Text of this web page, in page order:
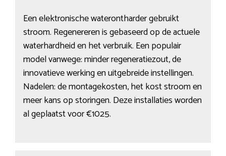
Een elektronische waterontharder gebruikt
stroom. Regenereren is gebaseerd op de actuele
waterhardheid en het verbruik. Een populair
model vanwege: minder regeneratiezout, de
innovatieve werking en uitgebreide instellingen.
Nadelen: de montagekosten, het kost stroom en
meer kans op storingen. Deze installaties worden
al geplaatst voor €1025.